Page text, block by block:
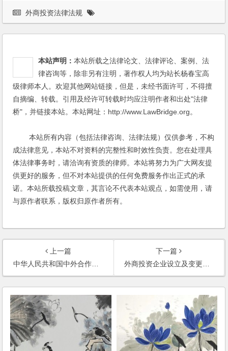
外商投资法律法规
本站声明：本站所载之法律论文、法律评论、案例、法
律咨询等，除非另有注明，著作权人均为站长杨春宝高
级律师本人。欢迎其他网站链接，但是，未经书面许可，不得擅
自摘编、转载。引用及经许可转载时均应注明作者和出处"法律
桥"，并链接本站。本站网址：http://www.LawBridge.org。
本站所有内容（包括法律咨询、法律法规）仅供参考，不构
成法律意见，本站不对资料的完整性和时效性负责。您在处理具
体法律事务时，请洽询有资质的律师。本站将努力为广大网友提
供更好的服务，但不对本站提供的任何免费服务作出正式的承
诺。本站所载投稿文章，其言论不代表本站观点，如需使用，请
与原作者联系，版权归原作者所有。
上一篇
中华人民共和国中外合作经营企业法（2016修正）
下一篇
外商投资企业设立及变更备案管理暂行办法